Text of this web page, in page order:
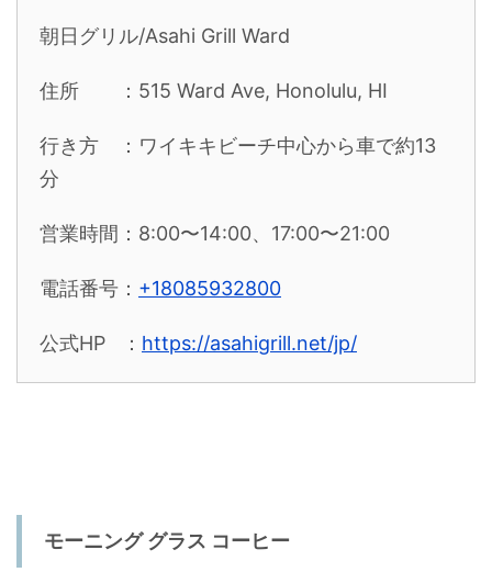
朝日グリル/Asahi Grill Ward
住所 ：515 Ward Ave, Honolulu, HI
行き方 ：ワイキキビーチ中心から車で約13
分
営業時間：8:00〜14:00、17:00〜21:00
電話番号： +18085932800
公式HP ： https://asahigrill.net/jp/
モーニング グラス コーヒー